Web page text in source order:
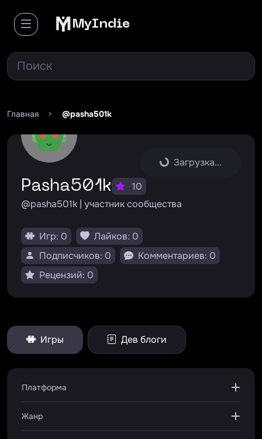
MyIndie
Главная > @pasha501k
Загрузка...
pasha501k
10
@pasha501k | участник сообщества
Игр: 0
Лайков: 0
Подписчиков: 0
Комментариев: 0
Рецензий: 0
Игры Дев блоги
Платформа
Жанр